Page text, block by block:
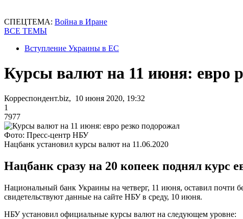
СПЕЦТЕМА: Война в Иране
ВСЕ ТЕМЫ
Вступление Украины в ЕС
Курсы валют на 11 июня: евро
Корреспондент.biz, 10 июня 2020, 19:32
1
7977
Фото: Пресс-центр НБУ
Нацбанк установил курсы валют на 11.06.2020
Нацбанк сразу на 20 копеек поднял курс
Национальный банк Украины на четверг, 11 июня, оставил почти
свидетельствуют данные на сайте НБУ в среду, 10 июня.
НБУ установил официальные курсы валют на следующем уровне: